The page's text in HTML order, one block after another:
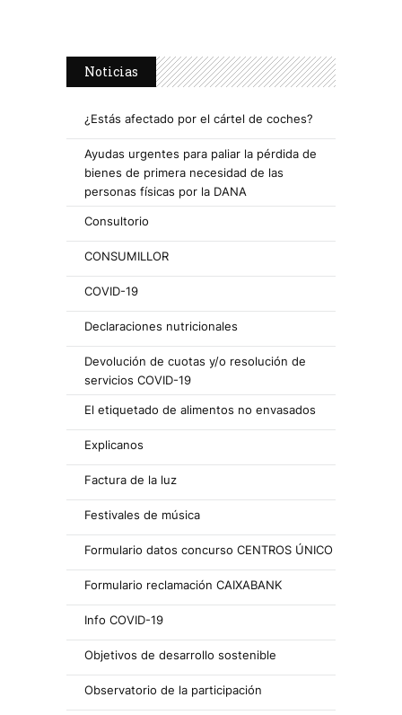
Noticias
¿Estás afectado por el cártel de coches?
Ayudas urgentes para paliar la pérdida de
bienes de primera necesidad de las
personas físicas por la DANA
Consultorio
CONSUMILLOR
COVID-19
Declaraciones nutricionales
Devolución de cuotas y/o resolución de
servicios COVID-19
El etiquetado de alimentos no envasados
Explicanos
Factura de la luz
Festivales de música
Formulario datos concurso CENTROS ÚNICO
Formulario reclamación CAIXABANK
Info COVID-19
Objetivos de desarrollo sostenible
Observatorio de la participación